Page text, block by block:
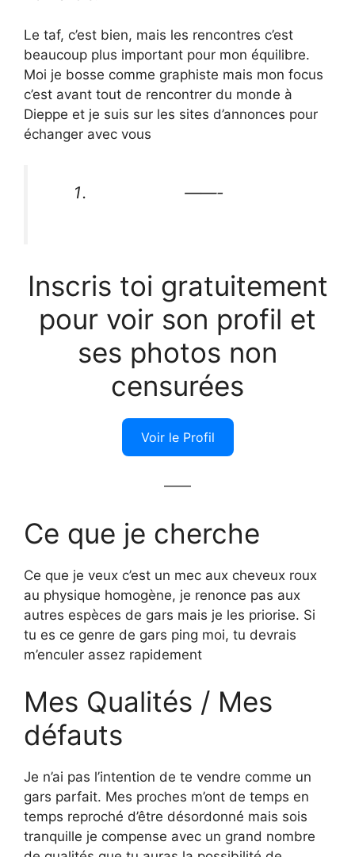
Le taf, c’est bien, mais les rencontres c’est
beaucoup plus important pour mon équilibre.
Moi je bosse comme graphiste mais mon focus
c’est avant tout de rencontrer du monde à
Dieppe et je suis sur les sites d’annonces pour
échanger avec vous
——-
Inscris toi gratuitement
pour voir son profil et
ses photos non
censurées
Voir le Profil
——
Ce que je cherche
Ce que je veux c’est un mec aux cheveux roux
au physique homogène, je renonce pas aux
autres espèces de gars mais je les priorise. Si
tu es ce genre de gars ping moi, tu devrais
m’enculer assez rapidement
Mes Qualités / Mes
défauts
Je n’ai pas l’intention de te vendre comme un
gars parfait. Mes proches m’ont de temps en
temps reproché d’être désordonné mais sois
tranquille je compense avec un grand nombre